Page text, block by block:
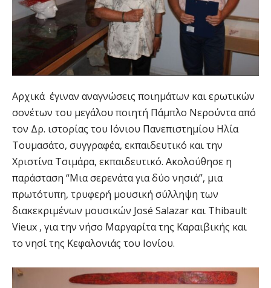
Αρχικά έγιναν αναγνώσεις ποιημάτων και ερωτικών
σονέτων του μεγάλου ποιητή Πάμπλο Νερούντα από
τον Δρ. ιστορίας του Ιόνιου Πανεπιστημίου Ηλία
Τουμασάτο, συγγραφέα, εκπαιδευτικό και την
Χριστίνα Τσιμάρα, εκπαιδευτικό. Ακολούθησε η
παράσταση “Μια σερενάτα για δύο νησιά”, μια
πρωτότυπη, τρυφερή μουσική σύλληψη των
διακεκριμένων μουσικών José Salazar και Thibault
Vieux , για την νήσο Μαργαρίτα της Καραιβικής και
το νησί της Κεφαλονιάς του Ιονίου.